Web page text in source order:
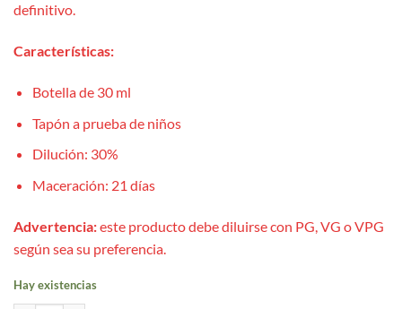
definitivo.
Características:
Botella de 30 ml
Tapón a prueba de niños
Dilución: 30%
Maceración: 21 días
Advertencia:este producto debe diluirse con PG, VG o VPG
según sea su preferencia.
Hay existencias